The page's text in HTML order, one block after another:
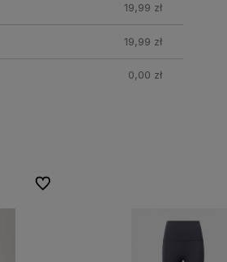
19,99 zł
19,99 zł
0,00 zł
Do ulubionych
Do ulubionych